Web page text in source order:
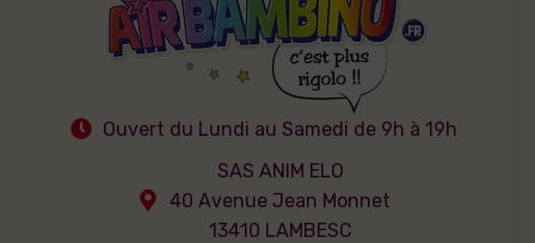
Ouvert du Lundi au Samedi de 9h à 19h
SAS ANIM ELO
40 Avenue Jean Monnet
13410 LAMBESC